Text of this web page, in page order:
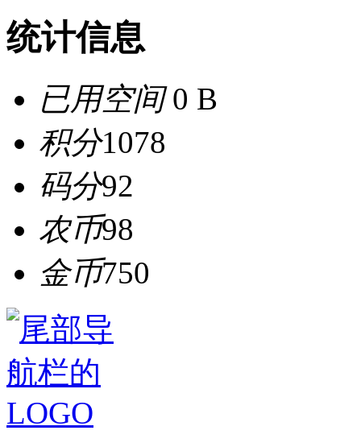
统计信息
已用空间0 B
积分1078
码分92
农币98
金币750